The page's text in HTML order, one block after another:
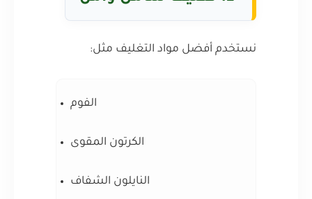
نستخدم أفضل مواد التغليف مثل:
الفوم
الكرتون المقوى
النايلون الشفاف